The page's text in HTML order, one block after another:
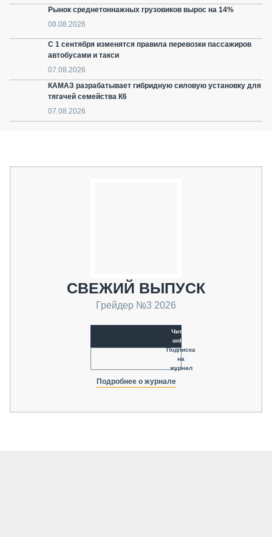
Рынок среднетоннажных грузовиков вырос на 14%
08.08.2026
С 1 сентября изменятся правила перевозки пассажиров
автобусами и такси
07.08.2026
КАМАЗ разрабатывает гибридную силовую установку для
тягачей семейства К6
07.08.2026
СВЕЖИЙ ВЫПУСК
Грейдер №3 2026
Читать
online
Подписка
на
журнал
Подробнее о журнале